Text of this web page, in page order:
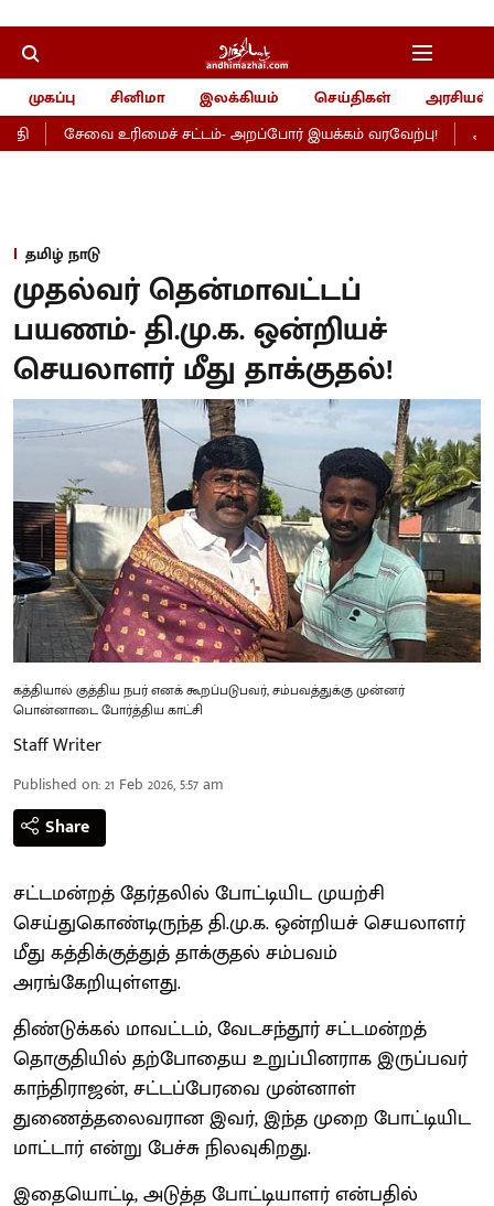
முகப்பு சினிமா இலக்கியம் செய்திகள்
அரசியல்
சேவை உரிமைச் சட்டம்- அறப்போர் இயக்கம் வரவேற்பு!
தமிழ் நாடு
முதல்வர் தென்மாவட்டப்
பயணம்- தி.மு.க. ஒன்றியச்
செயலாளர் மீது தாக்குதல்!
கத்தியால் குத்திய நபர் எனக் கூறப்படுபவர், சம்பவத்துக்கு முன்னர்
பொன்னாடை போர்த்திய காட்சி
Staff Writer
Published on:21 Feb 2026, 5:57 am
Share
சட்டமன்றத் தேர்தலில் போட்டியிட முயற்சி
செய்துகொண்டிருந்த தி.மு.க. ஒன்றியச் செயலாளர்
மீது கத்திக்குத்துத் தாக்குதல் சம்பவம்
அரங்கேறியுள்ளது.
திண்டுக்கல் மாவட்டம், வேடசந்தூர் சட்டமன்றத்
தொகுதியில் தற்போதைய உறுப்பினராக இருப்பவர்
காந்திராஜன், சட்டப்பேரவை முன்னாள்
துணைத்தலைவரான இவர், இந்த முறை போட்டியிட
மாட்டார் என்று பேச்சு நிலவுகிறது.
இதையொட்டி, அடுத்த போட்டியாளர் என்பதில்